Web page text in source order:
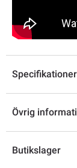
Specifikationer
Övrig
Butikslager